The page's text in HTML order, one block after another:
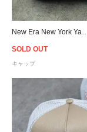
SOLD OUT
キャップ